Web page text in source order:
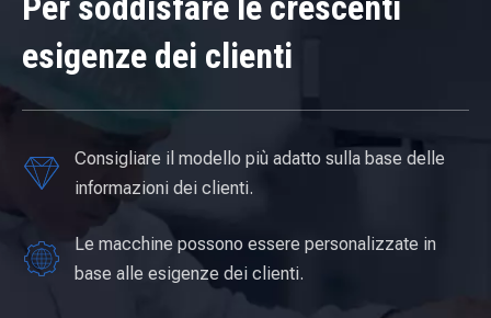
esigenze dei clienti
Consigliare il modello più adatto sulla base delle
informazioni dei clienti.
Le macchine possono essere personalizzate in
base alle esigenze dei clienti.